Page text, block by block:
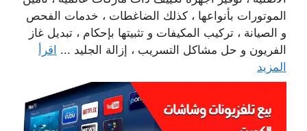
الموتورات بأنواعها ، كذلك الضاغطات ، خدمات الفحص
و الصيانة ، تركيب المكيفات و تثبيتها بإحكام ، تبديل غاز
الفريون و حل مشاكل التسريب ، إزالة الجليد ... اقرأ
المزيد